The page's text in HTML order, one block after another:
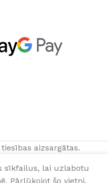
tiesības aizsargātas.
sīkfailus, lai uzlabotu
Pārlūkojot šo vietni,
NOPIRKT TAGAD